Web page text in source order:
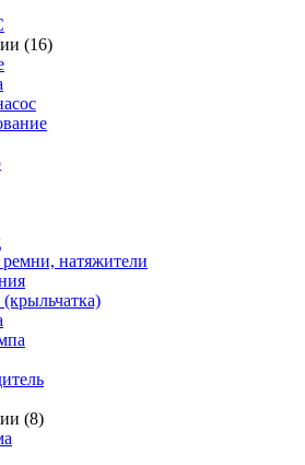
(16)
натяжители
(8)